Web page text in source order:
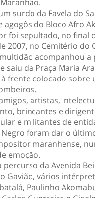
surdo da Favela do
agogôs do Bloco Afro
foi sepultado, no final
2007, no Cemitério do
acompanhou a
saiu da Praça Maria
à frente colocado sobre
artistas,
brincantes e
e militantes de
foram dar o
maranhense,
emoção.
percurso da Avenida
Gavião, vários
Paulinho